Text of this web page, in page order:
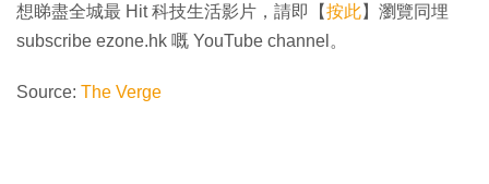
想睇盡全城最 Hit 科技生活影片，請即【按此】瀏覽同埋
subscribe ezone.hk 嘅 YouTube channel。
Source: The Verge